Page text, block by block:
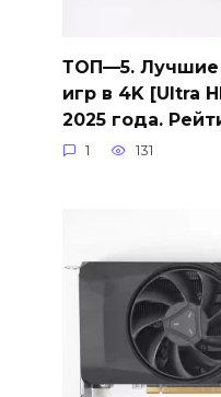
ТОП—5. Лучшие
игр в 4K [Ultra
2025 года.
1 131